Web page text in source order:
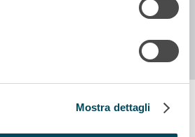
Mostra dettagli